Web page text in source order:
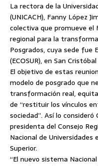
La rectora de la
(UNICACH), Fanny López
colectiva que promueve el
regional para la
Posgrados, cuya sede fue
(ECOSUR), en San
El objetivo de estas
modelo de posgrado que
transformación real,
de “restituir los vínculos
sociedad”. Así lo
presidenta del Consejo
Nacional de
Superior.
“El nuevo sistema